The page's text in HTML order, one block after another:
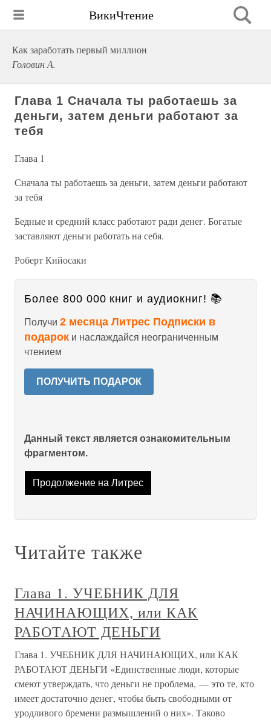
ВикиЧтение
Как заработать первый миллион
Головин А.
Глава 1 Сначала ты работаешь за
деньги, затем деньги работают за
тебя
Глава 1
Сначала ты работаешь за деньги, затем деньги работают
за тебя
Бедные и средний класс работают ради денег. Богатые
заставляют деньги работать на себя.
Роберт Кийосаки
Более 800 000 книг и аудиокниг! 📚
Получи 2 месяца Литрес Подписки в
подарок и наслаждайся неограниченным
чтением
ПОЛУЧИТЬ ПОДАРОК
Данный текст является ознакомительным
фрагментом.
Продолжение на Литрес
Читайте также
Глава 1. УЧЕБНИК ДЛЯ
НАЧИНАЮЩИХ, или КАК
РАБОТАЮТ ДЕНЬГИ
Глава 1. УЧЕБНИК ДЛЯ НАЧИНАЮЩИХ, или КАК
РАБОТАЮТ ДЕНЬГИ «Единственные люди, которые
смеют утверждать, что деньги не проблема, — это те, кто
имеет достаточно денег, чтобы быть свободными от
уродливого бремени размышлений о них». Таково